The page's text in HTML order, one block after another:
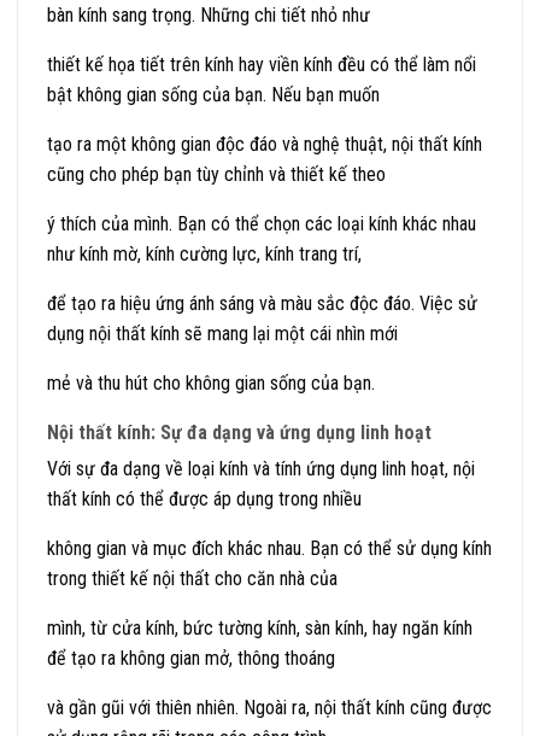
bàn kính sang trọng. Những chi tiết nhỏ như
thiết kế họa tiết trên kính hay viền kính đều có thể làm nổi
bật không gian sống của bạn. Nếu bạn muốn
tạo ra một không gian độc đáo và nghệ thuật, nội thất kính
cũng cho phép bạn tùy chỉnh và thiết kế theo
ý thích của mình. Bạn có thể chọn các loại kính khác nhau
như kính mờ, kính cường lực, kính trang trí,
để tạo ra hiệu ứng ánh sáng và màu sắc độc đáo. Việc sử
dụng nội thất kính sẽ mang lại một cái nhìn mới
mẻ và thu hút cho không gian sống của bạn.
Nội thất kính: Sự đa dạng và ứng dụng linh hoạt
Với sự đa dạng về loại kính và tính ứng dụng linh hoạt, nội
thất kính có thể được áp dụng trong nhiều
không gian và mục đích khác nhau. Bạn có thể sử dụng kính
trong thiết kế nội thất cho căn nhà của
mình, từ cửa kính, bức tường kính, sàn kính, hay ngăn kính
để tạo ra không gian mở, thông thoáng
và gần gũi với thiên nhiên. Ngoài ra, nội thất kính cũng được